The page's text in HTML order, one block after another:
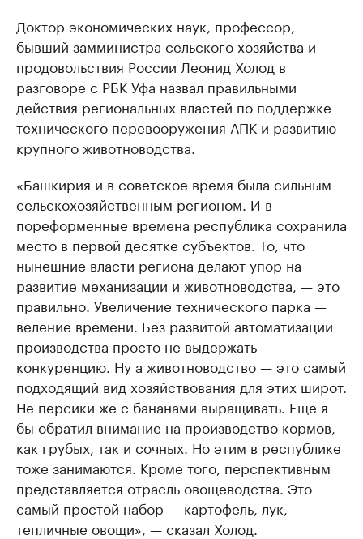
Доктор экономических наук, профессор,
бывший замминистра сельского хозяйства и
продовольствия России Леонид Холод в
разговоре с РБК Уфа назвал правильными
действия региональных властей по поддержке
технического перевооружения АПК и развитию
крупного животноводства.
«Башкирия и в советское время была сильным
сельскохозяйственным регионом. И в
пореформенные времена республика сохранила
место в первой десятке субъектов. То, что
нынешние власти региона делают упор на
развитие механизации и животноводства, — это
правильно. Увеличение технического парка —
веление времени. Без развитой автоматизации
производства просто не выдержать
конкуренцию. Ну а животноводство — это самый
подходящий вид хозяйствования для этих широт.
Не персики же с бананами выращивать. Еще я
бы обратил внимание на производство кормов,
как грубых, так и сочных. Но этим в республике
тоже занимаются. Кроме того, перспективным
представляется отрасль овощеводства. Это
самый простой набор — картофель, лук,
тепличные овощи», — сказал Холод.